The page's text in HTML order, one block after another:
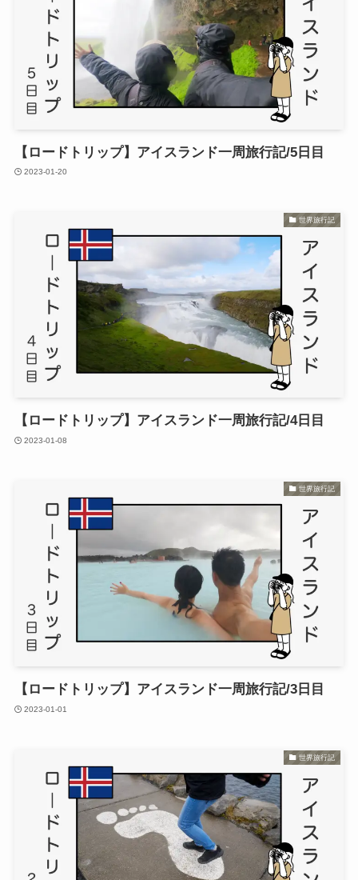
【ロードトリップ】アイスランド一周旅行記/5日目
2023-01-20
世界旅行記
【ロードトリップ】アイスランド一周旅行記/4日目
2023-01-08
世界旅行記
【ロードトリップ】アイスランド一周旅行記/3日目
2023-01-01
世界旅行記